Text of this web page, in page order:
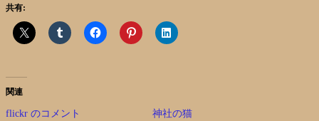
共有:
関連
flickr のコメント
神社の猫